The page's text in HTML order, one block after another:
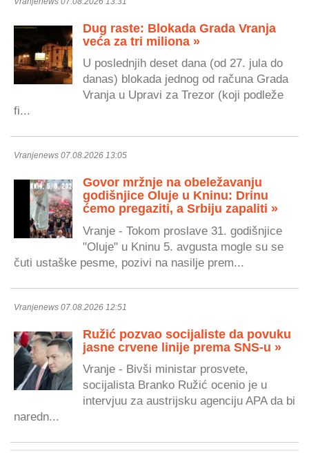
Dug raste: Blokada Grada Vranja
veća za tri miliona »
U poslednjih deset dana (od 27. jula do
danas) blokada jednog od računa Grada
Vranja u Upravi za Trezor (koji podleže
fi...
Vranjenews 07.08.2026 13:05
Govor mržnje na obeležavanju
godišnjice Oluje u Kninu: Drinu
ćemo pregaziti, a Srbiju zapaliti »
Vranje - Tokom proslave 31. godišnjice
"Oluje" u Kninu 5. avgusta mogle su se
čuti ustaške pesme, pozivi na nasilje prem...
Vranjenews 07.08.2026 12:51
Ružić pozvao socijaliste da povuku
jasne crvene linije prema SNS-u »
Vranje - Bivši ministar prosvete,
socijalista Branko Ružić ocenio je u
intervjuu za austrijsku agenciju APA da bi
naredn...